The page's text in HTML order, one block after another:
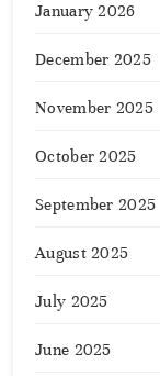
January 2026
December 2025
November 2025
October 2025
September 2025
August 2025
July 2025
June 2025